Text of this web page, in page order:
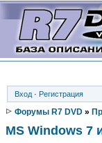
Вход · Регистрация
Форумы R7 DVD »
MS Windows 7